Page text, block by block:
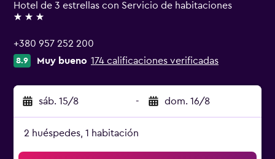
Hotel de 3 estrellas con Servicio de habitaciones
3 estrellas
+380 957 252 200
8.9 Muy bueno 174 calificaciones verificadas
sáb. 15/8 - dom. 16/8
2 huéspedes, 1 habitación